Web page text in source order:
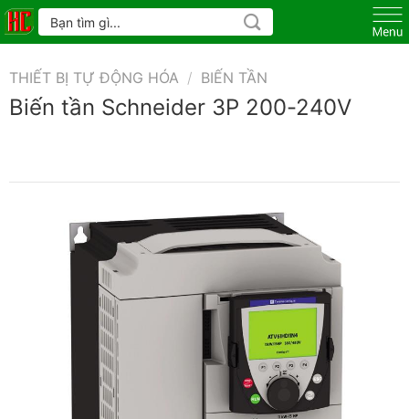
Skip
to
Tìm
kiếm:
THIẾT BỊ TỰ ĐỘNG HÓA / BIẾN TẦN
Biến tần Schneider 3P 200-240V